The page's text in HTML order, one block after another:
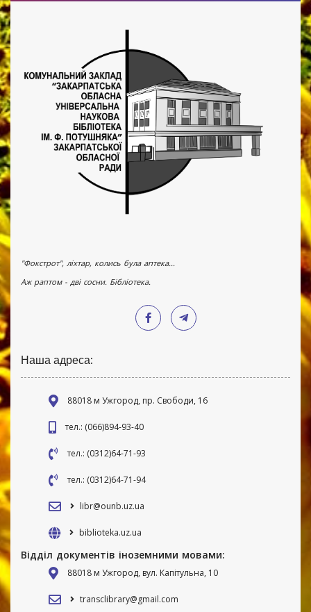
"Фокстрот", ліхтар, колись була аптека...
Аж раптом - дві сосни. Бібліотека.
Наша адреса:
88018 м Ужгород, пр. Свободи, 16
тел.: (066)894-93-40
тел.: (0312)64-71-93
тел.: (0312)64-71-94
libr@ounb.uz.ua
biblioteka.uz.ua
Відділ документів іноземними мовами:
88018 м Ужгород, вул. Капітульна, 10
transclibrary@gmail.com